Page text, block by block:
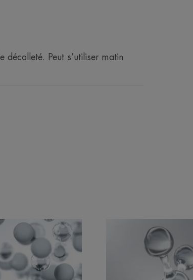
Peut s’utiliser matin